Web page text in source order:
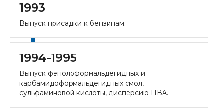
1993
Выпуск присадки к бензинам.
1994-1995
Выпуск фенолоформальдегидных и
карбамидоформальдегидных смол,
сульфаминовой кислоты, дисперсию ПВА.